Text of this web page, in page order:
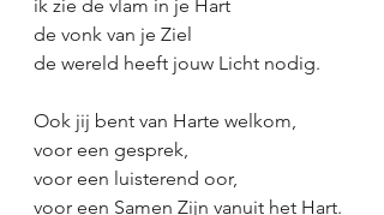
ik zie de vlam in je Hart
de vonk van je Ziel
de wereld heeft jouw Licht nodig.
Ook jij bent van Harte welkom,
voor een gesprek,
voor een luisterend oor,
voor een Samen Zijn vanuit het Hart.